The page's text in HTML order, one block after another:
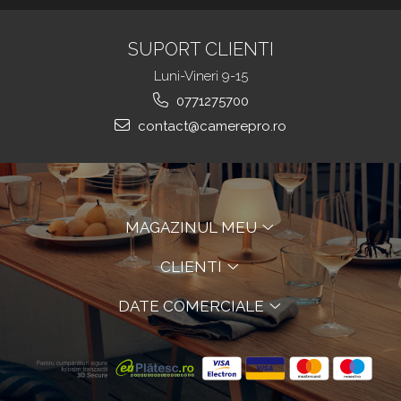
SUPORT CLIENTI
Luni-Vineri 9-15
0771275700
contact@camerepro.ro
MAGAZINUL MEU
CLIENTI
DATE COMERCIALE